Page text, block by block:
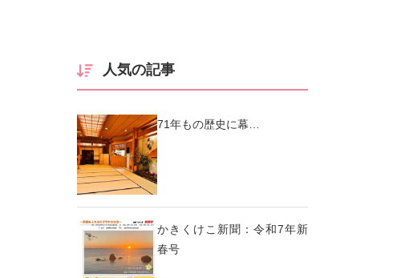
人気の記事
71年もの歴史に幕…
かきくけこ新聞：令和7年新
春号